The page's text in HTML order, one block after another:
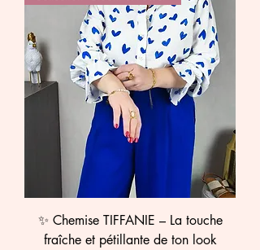
✨ Chemise TIFFANIE – La touche
fraîche et pétillante de ton look